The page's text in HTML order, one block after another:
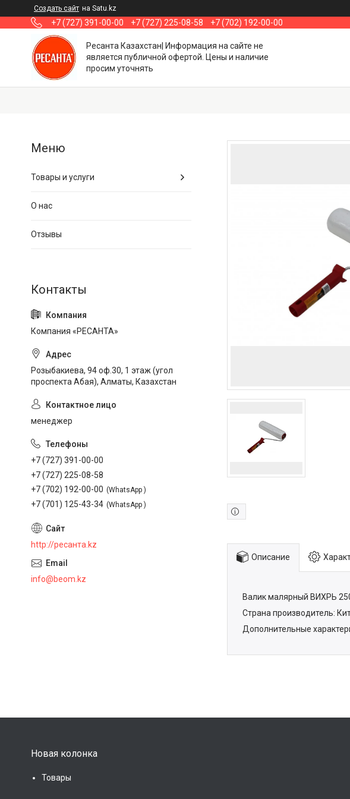
Создать сайт на Satu.kz
+7 (727) 391-00-00 +7 (727) 225-08-58 +7 (702) 192-00-00
Ресанта Казахстан| Информация на сайте не
является публичной офертой. Цены и наличие
просим уточнять
Описание
Валик малярный ВИХРЬ
Страна производитель:
Дополнительные
Товары и услуги
О нас
Отзывы
Компания «РЕСАНТА»
Розыбакиева, 94 оф.30, 1 этаж (угол
проспекта Абая), Алматы, Казахстан
менеджер
+7 (727) 391-00-00
+7 (727) 225-08-58
+7 (702) 192-00-00
WhatsApp
+7 (701) 125-43-34 WhatsApp
http://ресанта.kz
info@beom.kz
Новая колонка
Товары